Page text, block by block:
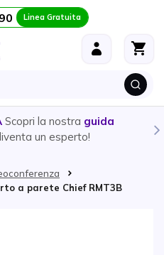
Linea Gratuita
Scopri la nostra guida
un esperto!
a parete Chief RMT3B